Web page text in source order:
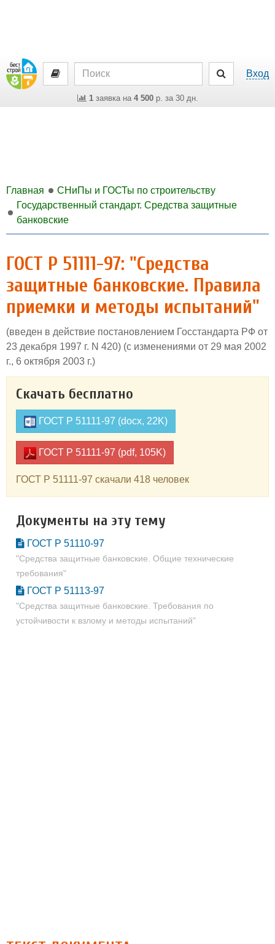
Вход
1заявка на 4 500р. за 30 дн.
Главная
СНиПы и ГОСТы по строительству
Государственный стандарт. Средства защитные
банковские
ГОСТ Р 51111-97: "Средства
защитные банковские. Правила
приемки и методы испытаний"
(введен в действие постановлением Госстандарта РФ от
23 декабря 1997 г. N 420) (с изменениями от 29 мая 2002
г., 6 октября 2003 г.)
Скачать бесплатно
ГОСТ Р 51111-97 (docx, 22K)
ГОСТ Р 51111-97 (pdf, 105K)
ГОСТ Р 51111-97 скачали 418 человек
Документы на эту тему
ГОСТ Р 51110-97
"Средства защитные банковские. Общие технические
требования"
ГОСТ Р 51113-97
"Средства защитные банковские. Требования по
устойчивости к взлому и методы испытаний"